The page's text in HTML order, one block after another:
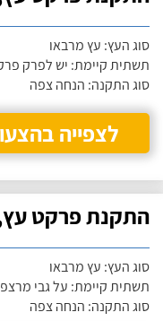
סוג העץ: עץ מרבאו
תשתית קיימת: יש לפרק
סוג התקנה: הנחה צפה
לצפייה
התקנת פרקט
סוג העץ: עץ מרבאו
תשתית קיימת: על גבי
סוג התקנה: הנחה צפה